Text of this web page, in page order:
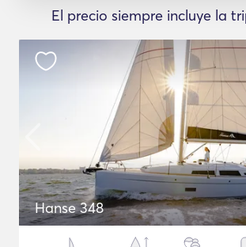
El precio siempre incluye la
Hanse 348